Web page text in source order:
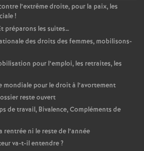
t
s
d
e
S
l’extrême droite, pour la paix, les
!
préparons les suites…
des droits des femmes, mobilisons-
pour l’emploi, les retraites, les
mondiale pour le droit à l’avortement
reste ouvert
de travail, Bivalence, Compléments de
rentrée ni le reste de l’année
va-t-il entendre?